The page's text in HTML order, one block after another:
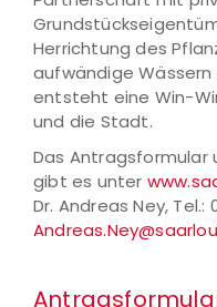
Herrichtung des
aufwändige Wässern
entsteht eine Win-
und die Stadt.
Das
gibt es unter
Dr. Andreas Ney, Tel.: